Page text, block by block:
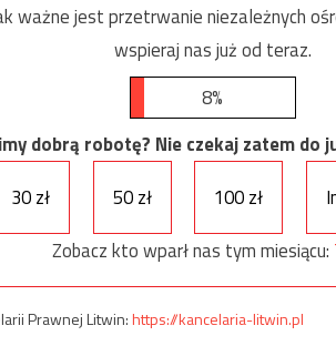
ważne jest przetrwanie niezależnych
wspieraj nas już od teraz.
8%
dobrą robotę? Nie czekaj zatem do
30 zł
50 zł 100 zł
Zobacz kto wparł nas tym miesiącu:
Prawnej Litwin:https://kancelaria-litwin.pl